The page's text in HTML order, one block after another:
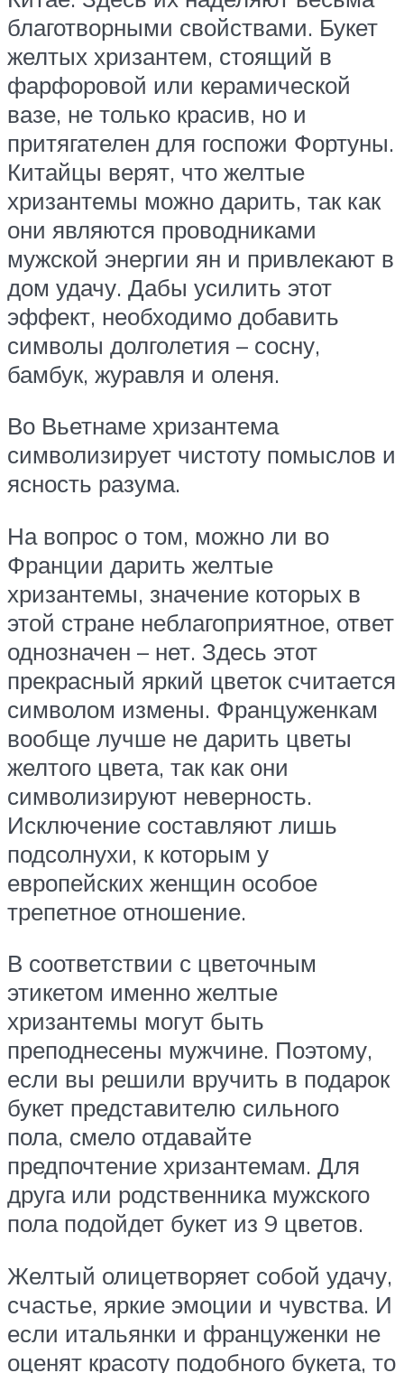
благотворными свойствами. Букет
желтых хризантем, стоящий в
фарфоровой или керамической
вазе, не только красив, но и
притягателен для госпожи Фортуны.
Китайцы верят, что желтые
хризантемы можно дарить, так как
они являются проводниками
мужской энергии ян и привлекают в
дом удачу. Дабы усилить этот
эффект, необходимо добавить
символы долголетия – сосну,
бамбук, журавля и оленя.
Во Вьетнаме хризантема
символизирует чистоту помыслов и
ясность разума.
На вопрос о том, можно ли во
Франции дарить желтые
хризантемы, значение которых в
этой стране неблагоприятное, ответ
однозначен – нет. Здесь этот
прекрасный яркий цветок считается
символом измены. Француженкам
вообще лучше не дарить цветы
желтого цвета, так как они
символизируют неверность.
Исключение составляют лишь
подсолнухи, к которым у
европейских женщин особое
трепетное отношение.
В соответствии с цветочным
этикетом именно желтые
хризантемы могут быть
преподнесены мужчине. Поэтому,
если вы решили вручить в подарок
букет представителю сильного
пола, смело отдавайте
предпочтение хризантемам. Для
друга или родственника мужского
пола подойдет букет из 9 цветов.
Желтый олицетворяет собой удачу,
счастье, яркие эмоции и чувства. И
если итальянки и француженки не
оценят красоту подобного букета, то